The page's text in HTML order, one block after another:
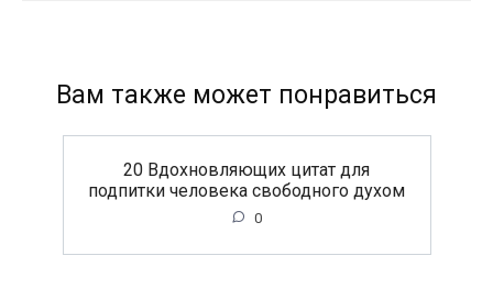
Вам также может понравиться
20 Вдохновляющих цитат для
подпитки человека свободного духом
0